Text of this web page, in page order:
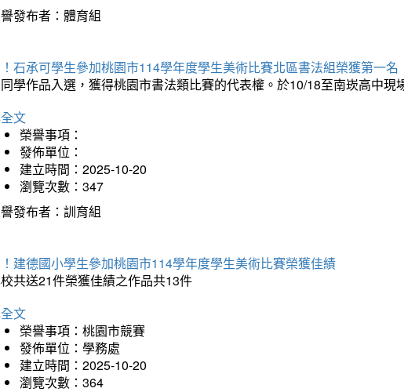
發布者：體育組
石承可學生參加桃園市114學年度學生美術比賽北區書法組榮獲第一名
學作品入選，獲得桃園市書法類比賽的代表權。於10/18至南崁高中現
文
榮譽事項：
發佈單位：
建立時間：2025-10-20
瀏覽次數：347
發布者：訓育組
建德國小學生參加桃園市114學年度學生美術比賽榮獲佳績
共送21件榮獲佳績之作品共13件
文
榮譽事項：桃園市競賽
發佈單位：學務處
建立時間：2025-10-20
瀏覽次數：364